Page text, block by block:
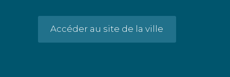
Accéder au site de la ville